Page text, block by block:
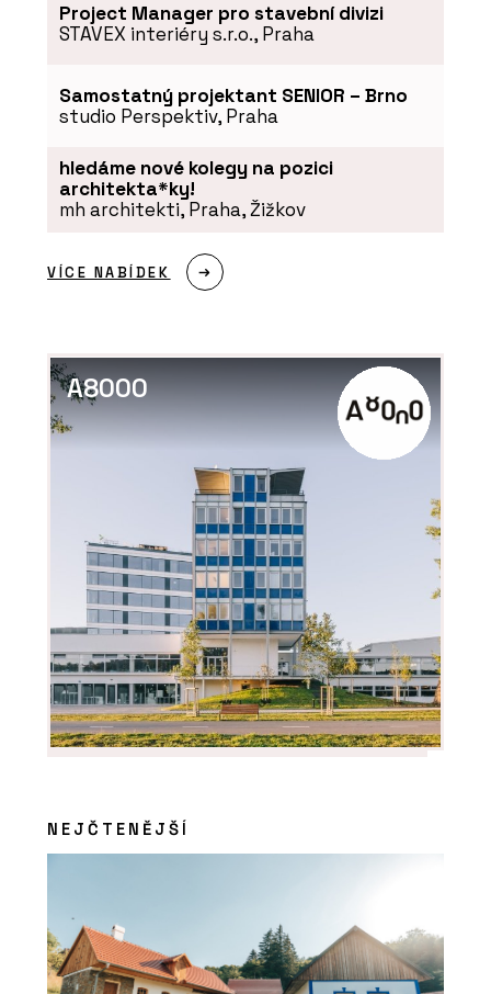
Project Manager pro stavební divizi
STAVEX interiéry s.r.o., Praha
Samostatný projektant SENIOR – Brno
studio Perspektiv, Praha
hledáme nové kolegy na pozici
architekta*ky!
mh architekti, Praha, Žižkov
VÍCE NABÍDEK
A8000
NEJČTENĚJŠÍ